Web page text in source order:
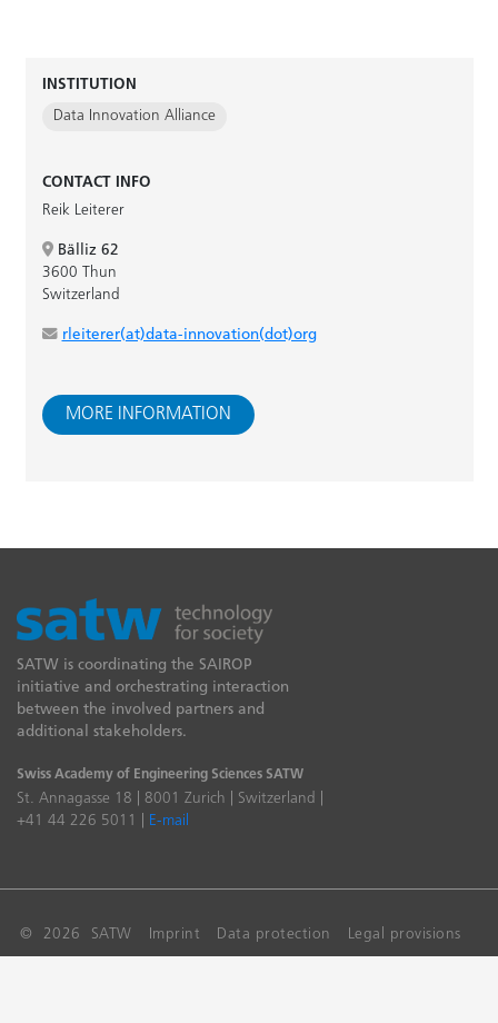
INSTITUTION
Data Innovation Alliance
CONTACT INFO
Reik Leiterer
Bälliz 62
3600 Thun
Switzerland
rleiterer(at)data-innovation(dot)org
MORE INFORMATION
SATW is coordinating the SAIROP
initiative and orchestrating interaction
between the involved partners and
additional stakeholders.
Swiss Academy of Engineering Sciences SATW
St. Annagasse 18 | 8001 Zurich | Switzerland |
+41 44 226 5011 |
E-mail
© 2026 SATW Imprint Data protection Legal provisions